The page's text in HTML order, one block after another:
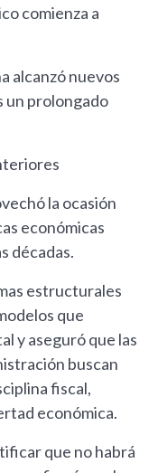
comienza a
alcanzó nuevos
un prolongado
la ocasión
económicas
décadas.
estructurales
que
y aseguró que las
buscan
fiscal,
económica.
que no habrá